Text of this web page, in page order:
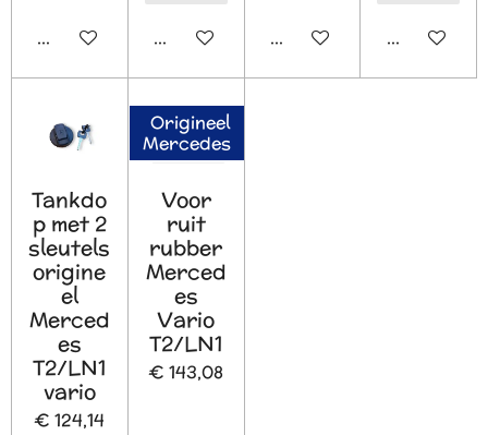
In winkelwagenIn winkelwagenIn winkelwagen
In
Tankdo
p met 2
sleutels
origine
el
Merced
es
T2/LN1
vario
€ 124,14
Origineel
Mercedes
Voor
ruit
rubber
Merced
es
Vario
T2/LN1
€ 143,08